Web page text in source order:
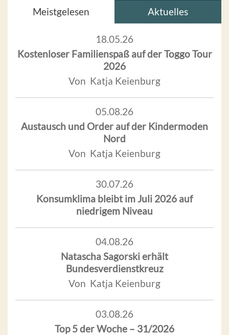
Meistgelesen Aktuelles
18.05.26
Kostenloser Familienspaß auf der Toggo Tour
2026
Von Katja Keienburg
05.08.26
Austausch und Order auf der Kindermoden
Nord
Von Katja Keienburg
30.07.26
Konsumklima bleibt im Juli 2026 auf
niedrigem Niveau
04.08.26
Natascha Sagorski erhält
Bundesverdienstkreuz
Von Katja Keienburg
03.08.26
Top 5 der Woche – 31/2026